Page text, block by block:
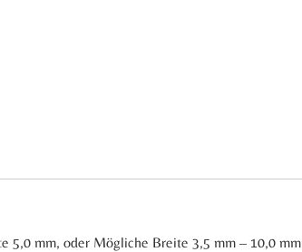
5,0 mm, oder Mögliche Breite 3,5 mm – 10,0 mm